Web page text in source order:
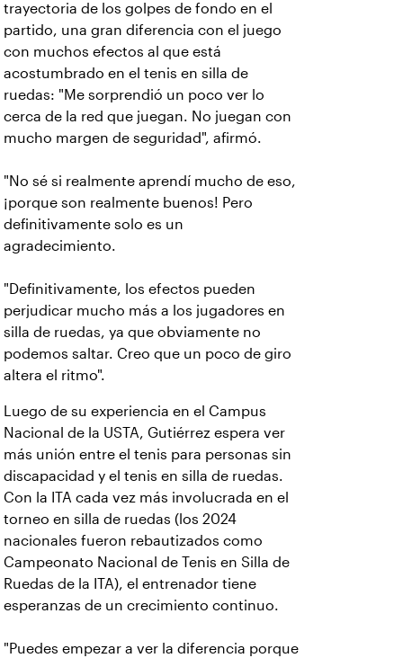
trayectoria de los golpes de fondo en el
partido, una gran diferencia con el juego
con muchos efectos al que está
acostumbrado en el tenis en silla de
ruedas: "Me sorprendió un poco ver lo
cerca de la red que juegan. No juegan con
mucho margen de seguridad", afirmó.
"No sé si realmente aprendí mucho de eso,
¡porque son realmente buenos! Pero
definitivamente solo es un
agradecimiento.
"Definitivamente, los efectos pueden
perjudicar mucho más a los jugadores en
silla de ruedas, ya que obviamente no
podemos saltar. Creo que un poco de giro
altera el ritmo".
Luego de su experiencia en el Campus
Nacional de la USTA, Gutiérrez espera ver
más unión entre el tenis para personas sin
discapacidad y el tenis en silla de ruedas.
Con la ITA cada vez más involucrada en el
torneo en silla de ruedas (los 2024
nacionales fueron rebautizados como
Campeonato Nacional de Tenis en Silla de
Ruedas de la ITA), el entrenador tiene
esperanzas de un crecimiento continuo.
"Puedes empezar a ver la diferencia porque